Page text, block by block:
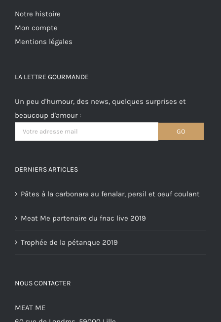
Notre histoire
Mon compte
Mentions légales
LA LETTRE GOURMANDE
Un peu d'humour, des news, quelques surprises et
beaucoup d'amour :
DERNIERS ARTICLES
Pâtes à la carbonara au fenalar, persil et oeuf coulant
Meat Me partenaire du fnac live 2019
Trophée de la pétanque 2019
NOUS CONTACTER
MEAT ME